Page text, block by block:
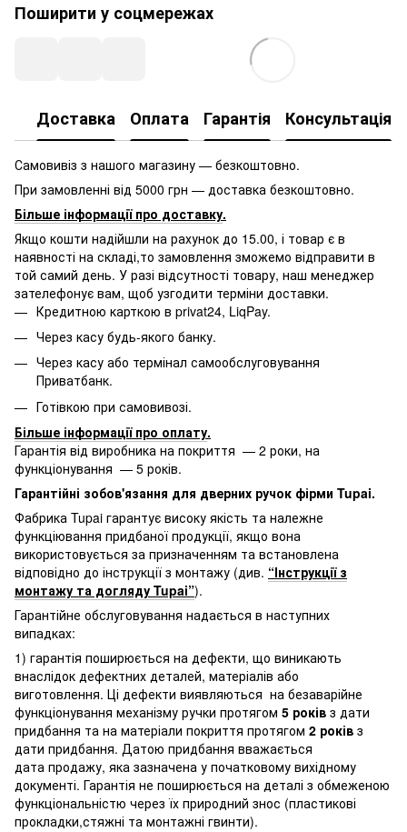
Поширити у соцмережах
Доставка Оплата Гарантія Консультація
Самовивіз з нашого магазину — безкоштовно.
При замовленні від 5000 грн — доставка безкоштовно.
Більше інформації про доставку.
Якщо кошти надійшли на рахунок до 15.00, і товар є в
наявності на складі,то замовлення зможемо відправити в
той самий день. У разі відсутності товару, наш менеджер
зателефонує вам, щоб узгодити терміни доставки.
Кредитною карткою в privat24, LiqPay.
Через касу будь-якого банку.
Через касу або термінал самообслуговування
Приватбанк.
Готівкою при самовивозі.
Більше інформації про оплату.
Гарантія від виробника на покриття — 2 роки, на
функціонування — 5 років.
Гарантійні зобов'язання для дверних ручок фірми Tupai.
Фабрика Tupai гарантує високу якість та належне
функціювання придбаної продукції, якщо вона
використовується за призначенням та встановлена
відповідно до інструкції з монтажу (див. “Інструкції з
монтажу та догляду Tupai”).
Гарантійне обслуговування надається в наступних
випадках:
1) гарантія поширюється на дефекти, що виникають
внаслідок дефектних деталей, матеріалів або
виготовлення. Ці дефекти виявляються на безаварійне
функціонування механізму ручки протягом 5 років з дати
придбання та на матеріали покриття протягом 2 років з
дати придбання. Датою придбання вважається
дата продажу, яка зазначена у початковому вихідному
документі. Гарантія не поширюється на деталі з обмеженою
функціональністю через їх природний знос (пластикові
прокладки,стяжні та монтажні гвинти).